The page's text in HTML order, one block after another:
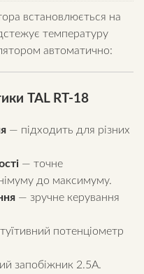
встановлюється на
температуру
автоматично:
TAL RT-18
— підходить для різних
— точне
до максимуму.
— зручне керування
потенціометр
запобіжник 2.5А.